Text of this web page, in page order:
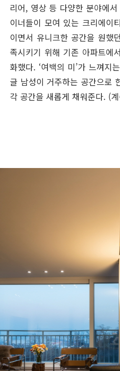
리어, 영상 등 다양한 분야에
이너들이 모여 있는 크리에이
이면서 유니크한 공간을 원했
족시키기 위해 기존 아파트에
화했다. ‘여백의 미’가 느껴지
글 남성이 거주하는 공간으로
각 공간을 새롭게 채워준다. (